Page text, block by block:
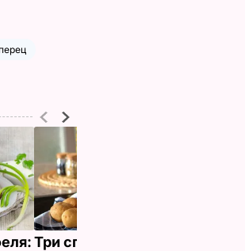
перец
Три способа